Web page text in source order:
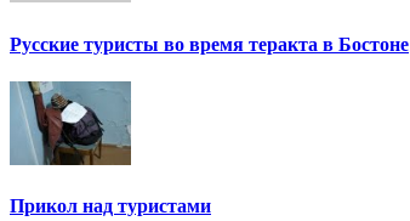
Русские туристы во время теракта в Бостоне
Прикол над туристами